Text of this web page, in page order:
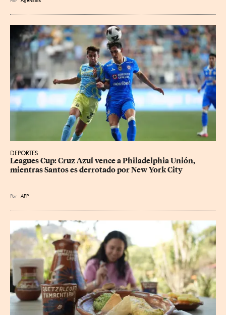
DEPORTES
Leagues Cup: Cruz Azul vence a Philadelphia Unión,
mientras Santos es derrotado por New York City
Por AFP